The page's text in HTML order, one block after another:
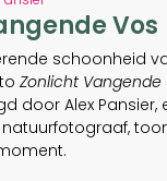
Vos
schoonheid
Zonlicht Vangende
door Alex Pansier,